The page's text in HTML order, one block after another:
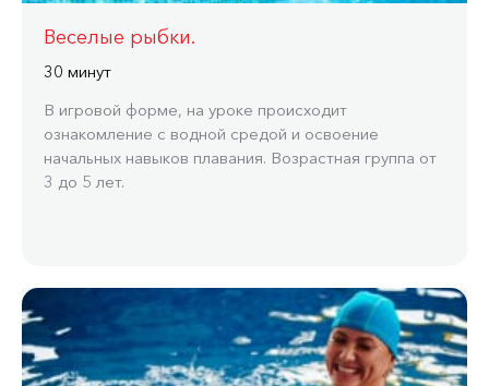
Веселые рыбки.
30 минут
В игровой форме, на уроке происходит
ознакомление с водной средой и освоение
начальных навыков плавания. Возрастная группа от
3 до 5 лет.